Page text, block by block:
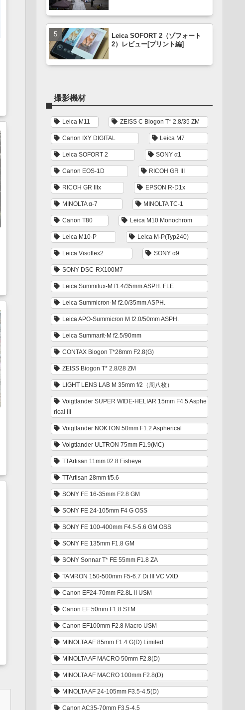
Leica SOFORT 2（ゾフォート
2）レビュー[プリント編]
撮影機材
Leica M11 ZEISS C Biogon T* 2.8/35 ZM
Canon IXY DIGITAL Leica M7
Leica SOFORT 2 SONY α1
Canon EOS-1D RICOH GR III
RICOH GR IIIx EPSON R-D1x
MINOLTA α-7 MINOLTA TC-1
Canon T80 Leica M10 Monochrom
Leica M10-P Leica M-P(Typ240)
Leica Visoflex2 SONY α9
SONY DSC-RX100M7
Leica Summilux-M f1.4/35mm ASPH. FLE
Leica Summicron-M f2.0/35mm ASPH.
Leica APO-Summicron M f2.0/50mm ASPH.
Leica Summarit-M f2.5/90mm
CONTAX Biogon T*28mm F2.8(G)
ZEISS Biogon T* 2.8/28 ZM
LIGHT LENS LAB M 35mm f/2（周八枚）
Voigtlander SUPER WIDE-HELIAR 15mm F4.5 Asphe
rical III
Voigtlander NOKTON 50mm F1.2 Aspherical
Voigtlander ULTRON 75mm F1.9(MC)
TTArtisan 11mm f/2.8 Fisheye
TTArtisan 28mm f/5.6
SONY FE 16-35mm F2.8 GM
SONY FE 24-105mm F4 G OSS
SONY FE 100-400mm F4.5-5.6 GM OSS
SONY FE 135mm F1.8 GM
SONY Sonnar T* FE 55mm F1.8 ZA
TAMRON 150-500mm F5-6.7 Di III VC VXD
Canon EF24-70mm F2.8L II USM
Canon EF 50mm F1.8 STM
Canon EF100mm F2.8 Macro USM
MINOLTA AF 85mm F1.4 G(D) Limited
MINOLTA AF MACRO 50mm F2.8(D)
MINOLTA AF MACRO 100mm F2.8(D)
MINOLTA AF 24-105mm F3.5-4.5(D)
Canon AC35-70mm F3.5-4.5